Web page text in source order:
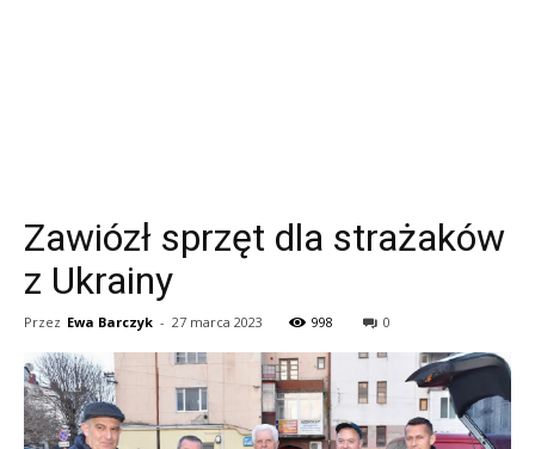
Zawiózł sprzęt dla strażaków
z Ukrainy
Przez Ewa Barczyk - 27 marca 2023 998 0